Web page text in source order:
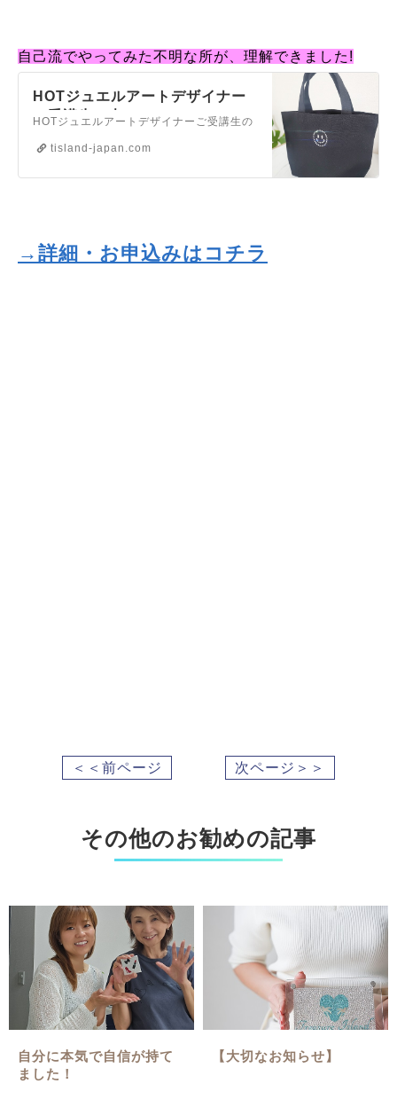
自己流でやってみた不明な所が、理解できました!
HOTジュエルアートデザイナー
ご受講生の声
HOTジュエルアートデザイナーご受講生の
tisland-japan.com
→詳細・お申込みはコチラ
＜＜前ページ 次ページ＞＞
その他のお勧めの記事
自分に本気で自信が持て
ました！
【大切なお知らせ】